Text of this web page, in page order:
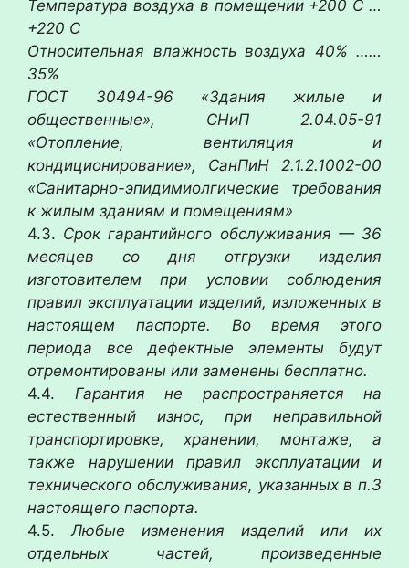
Температура воздуха в помещении +200 С …
+220 С
Относительная влажность воздуха 40% ……
35%
ГОСТ 30494-96 «Здания жилые и
общественные», СНиП 2.04.05-91
«Отопление, вентиляция и
кондиционирование», СанПиН 2.1.2.1002-00
«Санитарно-эпидимиолгические требования
к жилым зданиям и помещениям»
4.3. Срок гарантийного обслуживания — 36
месяцев со дня отгрузки изделия
изготовителем при условии соблюдения
правил эксплуатации изделий, изложенных в
настоящем паспорте. Во время этого
периода все дефектные элементы будут
отремонтированы или заменены бесплатно.
4.4. Гарантия не распространяется на
естественный износ, при неправильной
транспортировке, хранении, монтаже, а
также нарушении правил эксплуатации и
технического обслуживания, указанных в п.3
настоящего паспорта.
4.5. Любые изменения изделий или их
отдельных частей, произведенные